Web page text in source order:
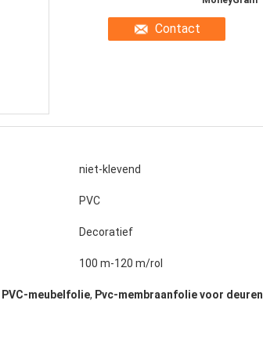
Contact
niet-klevend
PVC
Decoratief
100 m-120 m/rol
PVC-meubelfolie, Pvc-membraanfolie voor deuren